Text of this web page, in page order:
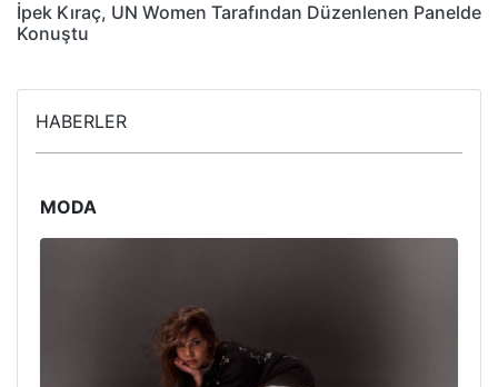
İpek Kıraç, UN Women Tarafından Düzenlenen Panelde
Konuştu
HABERLER
MODA